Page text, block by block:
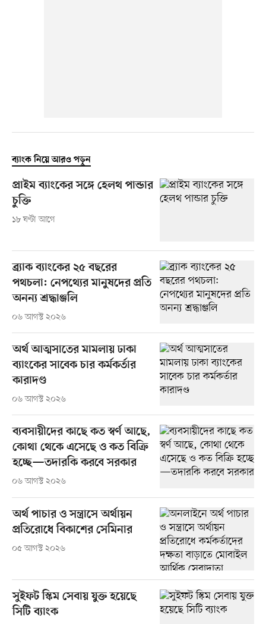
ব্যাংক নিয়ে আরও পড়ুন
প্রাইম ব্যাংকের সঙ্গে হেলথ পান্ডার
চুক্তি
১৮ ঘণ্টা আগে
ব্র্যাক ব্যাংকের ২৫ বছরের
পথচলা: নেপথ্যের মানুষদের প্রতি
অনন্য শ্রদ্ধাঞ্জলি
০৬ আগস্ট ২০২৬
অর্থ আত্মসাতের মামলায় ঢাকা
ব্যাংকের সাবেক চার কর্মকর্তার
কারাদণ্ড
০৬ আগস্ট ২০২৬
ব্যবসায়ীদের কাছে কত স্বর্ণ আছে,
কোথা থেকে এসেছে ও কত বিক্রি
হচ্ছে—তদারকি করবে সরকার
০৬ আগস্ট ২০২৬
অর্থ পাচার ও সন্ত্রাসে অর্থায়ন
প্রতিরোধে বিকাশের সেমিনার
০৫ আগস্ট ২০২৬
সুইফট স্কিম সেবায় যুক্ত হয়েছে
সিটি ব্যাংক